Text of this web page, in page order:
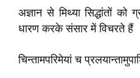
अज्ञान से मिथ्या सिद्धांतों
धारण करके संसार में विचरते
चिन्तामपरिमेयां च